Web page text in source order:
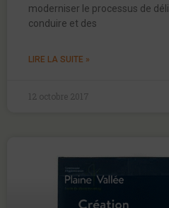
moderniser le processus de
conduire et des
LIRE LA SUITE »
12 octobre 2017